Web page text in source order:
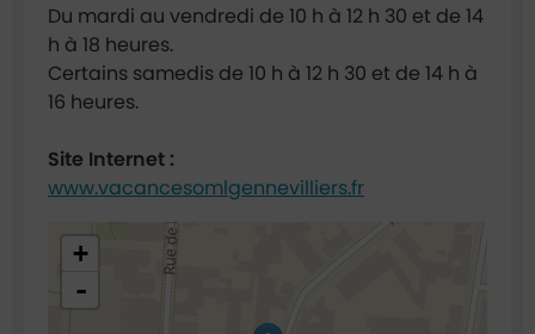
Du mardi au vendredi de 10 h à 12 h 30 et de 14
h à 18 heures.
Certains samedis de 10 h à 12 h 30 et de 14 h à
16 heures.
Site Internet :
www.vacancesomlgennevilliers.fr
48.933506,2.297926
+
-